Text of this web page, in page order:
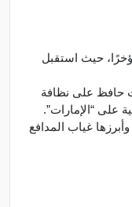
حيث استقبل
حافظ على نظافة
غياب المدافع